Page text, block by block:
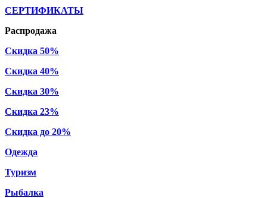
СЕРТИФИКАТЫ
Распродажа
Скидка 50%
Скидка 40%
Скидка 30%
Скидка 23%
Скидка до 20%
Одежда
Туризм
Рыбалка